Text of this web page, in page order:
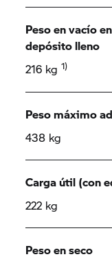
Peso en vacío
depósito lleno
216 kg1)
Peso máximo
438 kg
Carga útil (con
222 kg
Peso en seco